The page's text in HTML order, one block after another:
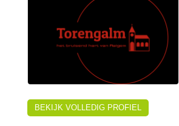
BEKIJK VOLLEDIG PROFIEL